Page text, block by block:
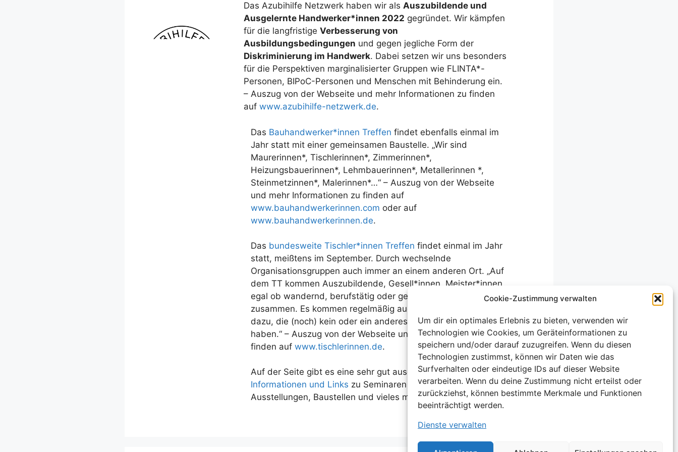
Cookie-Zustimmung verwalten
Um dir ein optimales Erlebnis zu bieten, verwenden wir
Technologien wie Cookies, um Geräteinformationen zu
speichern und/oder darauf zuzugreifen. Wenn du diesen
Technologien zustimmst, können wir Daten wie das
Surfverhalten oder eindeutige IDs auf dieser Website
verarbeiten. Wenn du deine Zustimmung nicht erteilst oder
zurückziehst, können bestimmte Merkmale und Funktionen
beeinträchtigt werden.
Dienste verwalten
Das Azubihilfe Netzwerk haben wir alsAuszubildende und
Ausgelernte Handwerker*innen 2022 gegründet. Wir kämpfen
für die langfristigeVerbesserung von
Ausbildungsbedingungen und gegen jegliche Form der
Diskriminierung im Handwerk. Dabei setzen wir uns besonders
für die Perspektiven marginalisierter Gruppen wie FLINTA*-
Personen, BIPoC-Personen und Menschen mit Behinderung ein.
– Auszug von der Webseite und mehr Informationen zu finden
aufwww.azubihilfe-netzwerk.de.
Das Bauhandwerker*innen Treffen findet ebenfalls einmal im
Jahr statt mit einer gemeinsamen Baustelle. „Wir sind
Maurerinnen*, Tischlerinnen*, Zimmerinnen*,
Heizungsbauerinnen*, Lehmbauerinnen*, Metallerinnen *,
Steinmetzinnen*, Malerinnen*…“ – Auszug von der Webseite
und mehr Informationen zu finden auf
www.bauhandwerkerinnen.com oder auf
www.bauhandwerkerinnen.de.
Das bundesweite Tischler*innen Treffen findet einmal im Jahr
statt, meißtens im September. Durch wechselnde
Organisationsgruppen auch immer an einem anderen Ort. „Auf
dem TT kommen Auszubildende, Gesell*innen, Meister*innen,
egal ob wandernd, berufstätig oder gerade gar nicht tätig,
zusammen. Es kommen regelmäßig auch andere Interessierte
dazu, die (noch) kein oder ein anderes Handwerk erlernt
haben.“ – Auszug von der Webseite und mehr Informationen zu
finden aufwww.tischlerinnen.de.
Auf der Seite gibt es eine sehr gut ausgestatteteSammlung an
Informationen und Links zu Seminaren und Workshops,
Ausstellungen, Baustellen und vieles mehr!